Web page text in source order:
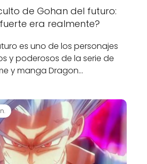
de Gohan del futuro:
era realmente?
es uno de los personajes
y poderosos de la serie de
y manga Dragon…